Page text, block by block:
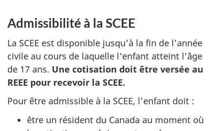
Admissibilité à la SCEE
La SCEE est disponible jusqu'à la fin de l'année
civile au cours de laquelle l'enfant atteint l'âge
de 17 ans. Une cotisation doit être versée au
REEE pour recevoir la SCEE.
Pour être admissible à la SCEE, l'enfant doit :
être un résident du Canada au moment où